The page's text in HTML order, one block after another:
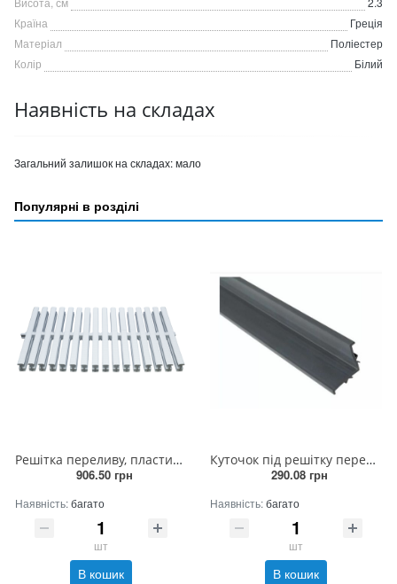
Країна
Греція
Матеріал
Поліестер
Колір
Білий
Наявність на складах
Загальний залишок на складах:мало
Популярні в розділі
Решітка переливу, пластик ПП, ширина 19,5 см, біла, Acqua Source
906.50 грн
Наявність:багато
шт
В кошик
Куточок під решітку переливу, пластик ПП, (2 п.м.) сірий, Acqua Source (ціна за 1п.м.!)
290.08 грн
Наявність:багато
шт
В кошик